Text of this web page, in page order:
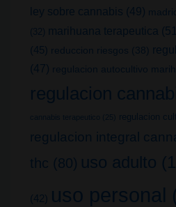
ley sobre cannabis (49) madrid
(32)
marihuana terapeutica
(45) reduccion riesgos (38)
(47) regulacion autocultivo
regulacion
cannabis terapeutico (25) regulacion
regulacion integral
thc (80) uso adulto
(42) uso personal